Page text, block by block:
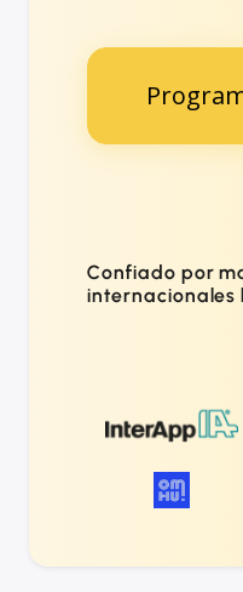
Confiado por
internacionales